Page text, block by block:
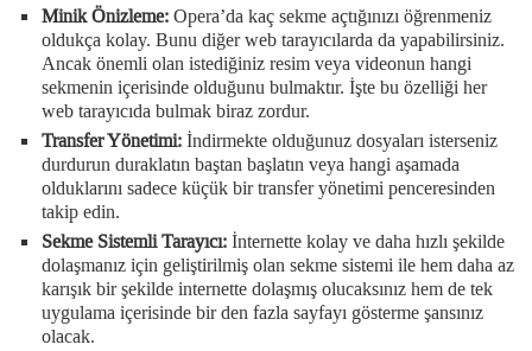
Minik Önizleme:Opera’da kaç sekme açtığınızı öğrenmeniz
oldukça kolay. Bunu diğer web tarayıcılarda da yapabilirsiniz.
Ancak önemli olan istediğiniz resim veya videonun hangi
sekmenin içerisinde olduğunu bulmaktır. İşte bu özelliği her
web tarayıcıda bulmak biraz zordur.
Transfer Yönetimi:İndirmekte olduğunuz dosyaları isterseniz
durdurun duraklatın baştan başlatın veya hangi aşamada
olduklarını sadece küçük bir transfer yönetimi penceresinden
takip edin.
Sekme Sistemli Tarayıcı:İnternette kolay ve daha hızlı şekilde
dolaşmanız için geliştirilmiş olan sekme sistemi ile hem daha az
karışık bir şekilde internette dolaşmış olucaksınız hem de tek
uygulama içerisinde bir den fazla sayfayı gösterme şansınız
olacak.